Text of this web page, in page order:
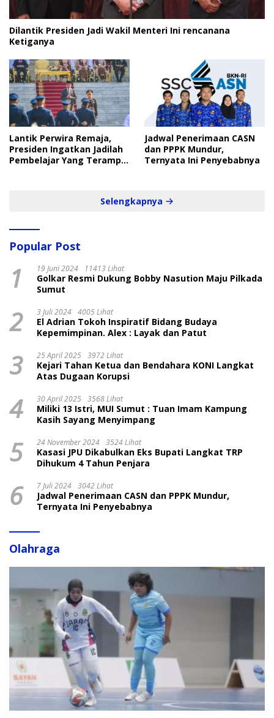
Dilantik Presiden Jadi Wakil Menteri Ini rencanana
Ketiganya
Lantik Perwira Remaja,
Presiden Ingatkan Jadilah
Pembelajar Yang Terampil
Jadwal Penerimaan CASN
dan PPPK Mundur,
Ternyata Ini Penyebabnya
Selengkapnya
Popular Post
1 19 Juni 2024 11413 Lihat
Golkar Resmi Dukung Bobby Nasution Maju Pilkada
Sumut
2 3 Juli 2024 4005 Lihat
El Adrian Tokoh Inspiratif Bidang Budaya
Kepemimpinan. Alex : Layak dan Patut
3 25 April 2025 3972 Lihat
Kejari Tahan Ketua dan Bendahara KONI Langkat
Atas Dugaan Korupsi
4 30 April 2025 3568 Lihat
Miliki 13 Istri, MUI Sumut : Tuan Imam Kampung
Kasih Sayang Menyimpang
5 24 November 2024 3524 Lihat
Kasasi JPU Dikabulkan Eks Bupati Langkat TRP
Dihukum 4 Tahun Penjara
6 7 Juli 2024 3042 Lihat
Jadwal Penerimaan CASN dan PPPK Mundur,
Ternyata Ini Penyebabnya
Olahraga